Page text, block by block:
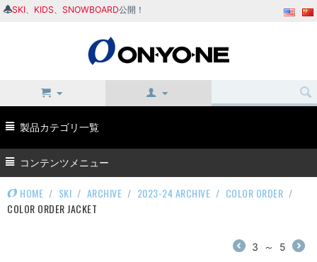
SKI KIDS SNOWBOARD公開！
製品カテゴリ一覧
コンテンツメニュー
HOME / SKI / ARCHIVE / 2023-24 ARCHIVE / COLOR ORDER /
COLOR ORDER JACKET
3 ～ 5